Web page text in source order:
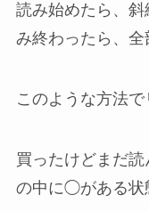
読み始めたら、
み終わったら、全
このような方法で
買ったけどまだ
の中に◯がある状